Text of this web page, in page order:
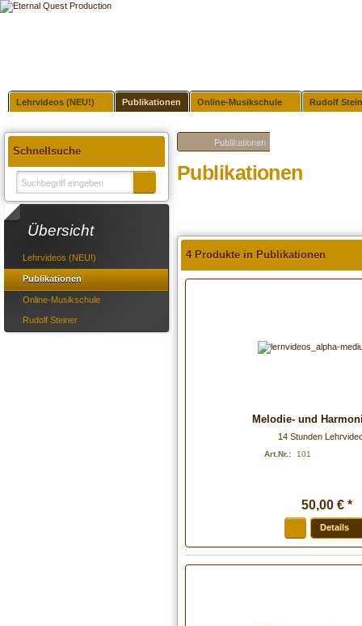
Lehrvideos (NEU!) Publikationen Online-Musikschule Rudolf
Schnellsuche
Übersicht
Lehrvideos (NEU!)
Publikationen
Online-Musikschule
Rudolf Steiner
Publikationen
Publikationen
4 Produkte in Publikationen
Melodie- und
14 Stunden
Art.Nr.: 101
50,00 € *
Details